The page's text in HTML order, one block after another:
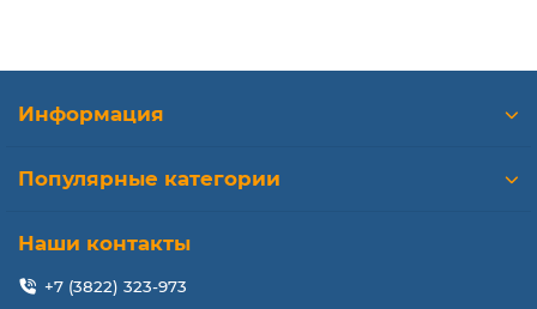
Информация
Популярные категории
Наши контакты
+7 (3822) 323-973